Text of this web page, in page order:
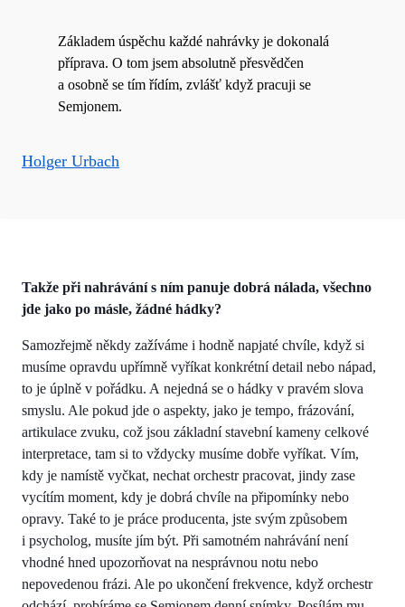
Základem úspěchu každé nahrávky je dokonalá
příprava. O tom jsem absolutně přesvědčen
a osobně se tím řídím, zvlášť když pracuji se
Semjonem.
Holger Urbach
Takže při nahrávání s ním panuje dobrá nálada, všechno
jde jako po másle, žádné hádky?
Samozřejmě někdy zažíváme i hodně napjaté chvíle, když si
musíme opravdu upřímně vyříkat konkrétní detail nebo nápad,
to je úplně v pořádku. A nejedná se o hádky v pravém slova
smyslu. Ale pokud jde o aspekty, jako je tempo, frázování,
artikulace zvuku, což jsou základní stavební kameny celkové
interpretace, tam si to vždycky musíme dobře vyříkat. Vím,
kdy je namístě vyčkat, nechat orchestr pracovat, jindy zase
vycítím moment, kdy je dobrá chvíle na připomínky nebo
opravy. Také to je práce producenta, jste svým způsobem
i psycholog, musíte jím být. Při samotném nahrávání není
vhodné hned upozorňovat na nesprávnou notu nebo
nepovedenou frázi. Ale po ukončení frekvence, když orchestr